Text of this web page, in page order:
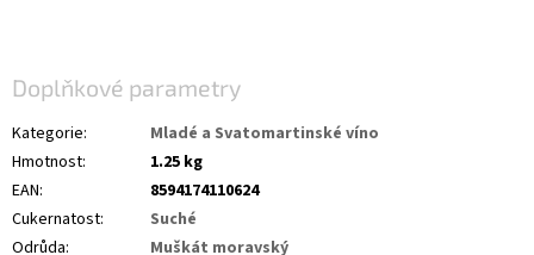
Doplňkové parametry
Kategorie:
Mladé a Svatomartinské víno
Hmotnost:
1.25 kg
EAN:
8594174110624
Cukernatost:
Suché
Odrůda: Muškát moravský